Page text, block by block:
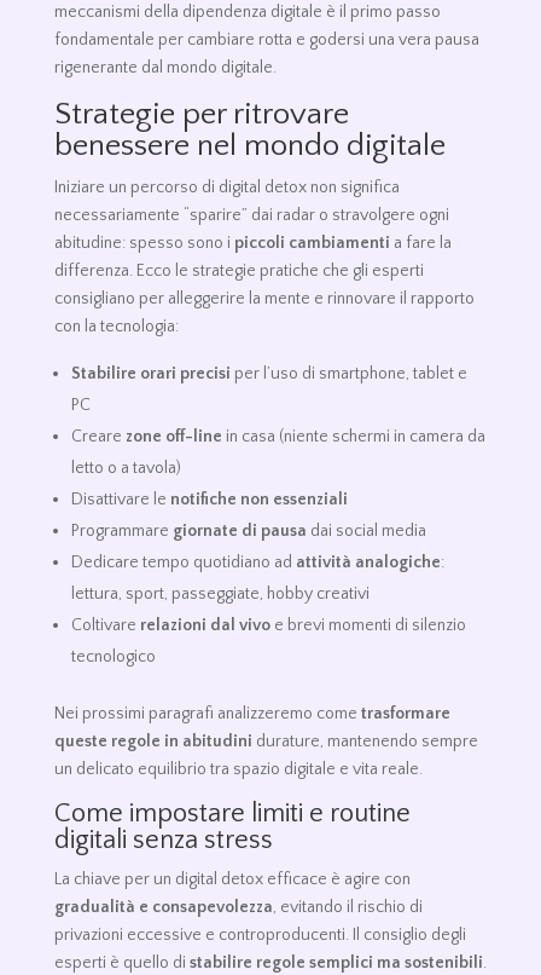
meccanismi della dipendenza digitale è il primo passo
fondamentale per cambiare rotta e godersi una vera pausa
rigenerante dal mondo digitale.
Strategie per ritrovare
benessere nel mondo digitale
Iniziare un percorso di digital detox non significa
necessariamente “sparire” dai radar o stravolgere ogni
abitudine: spesso sono i piccoli cambiamenti a fare la
differenza. Ecco le strategie pratiche che gli esperti
consigliano per alleggerire la mente e rinnovare il rapporto
con la tecnologia:
Stabilire orari precisi per l’uso di smartphone, tablet e
PC
Creare zone off-line in casa (niente schermi in camera da
letto o a tavola)
Disattivare le notifiche non essenziali
Programmare giornate di pausa dai social media
Dedicare tempo quotidiano ad attività analogiche:
lettura, sport, passeggiate, hobby creativi
Coltivare relazioni dal vivoe brevi momenti di silenzio
tecnologico
Nei prossimi paragrafi analizzeremo come trasformare
queste regole in abitudini durature, mantenendo sempre
un delicato equilibrio tra spazio digitale e vita reale.
Come impostare limiti e routine
digitali senza stress
La chiave per un digital detox efficace è agire con
gradualità e consapevolezza, evitando il rischio di
privazioni eccessive e controproducenti. Il consiglio degli
esperti è quello di stabilire regole semplici ma sostenibili.